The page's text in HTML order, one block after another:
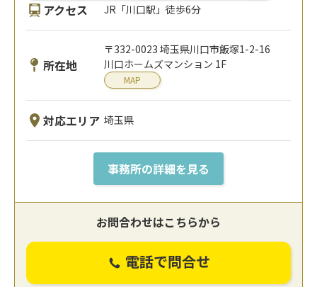
アクセス JR「川口駅」徒歩6分
所在地
〒332-0023 埼玉県川口市飯塚1-2-16
川口ホームズマンション 1F
MAP
対応エリア 埼玉県
事務所の詳細を見る
お問合わせはこちらから
電話で問合せ